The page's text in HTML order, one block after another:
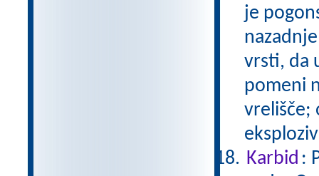
je
vrsti, da
pomeni
vrelišče;
Karbid :